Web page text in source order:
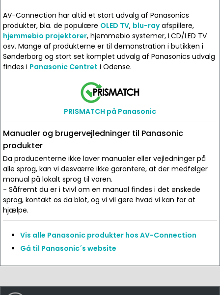
AV-Connection har altid et stort udvalg af Panasonics
produkter, bla. de populære OLED TV, blu-rayafspillere,
hjemmebio projektorer, hjemmebio systemer, LCD/LED TV
osv. Mange af produkterne er til demonstration i butikken i
Sønderborg og stort set komplet udvalg af Panasonics udvalg
findes i Panasonic Centret i Odense.
PRISMATCH på Panasonic
Manualer og brugervejledninger til Panasonic
produkter
Da producenterne ikke laver manualer eller vejledninger på
alle sprog, kan vi desværre ikke garantere, at der medfølger
manual på lokalt sprog til varen.
- Såfremt du er i tvivl om en manual findes i det ønskede
sprog, kontakt os da blot, og vi vil gøre hvad vi kan for at
hjælpe.
Vis alle Panasonic produkter hos AV-Connection
Gå til Panasonic´s website